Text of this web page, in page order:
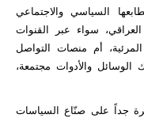
السياسي والاجتماعي
العراقي، سواء عبر القنوات
أم منصات التواصل
الوسائل والأدوات مجتمعة،
جداً على صنّاع السياسات